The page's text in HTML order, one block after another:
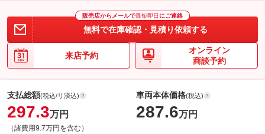
販売店からメールで最短即日 にご連絡
無料で在庫確認・見積り依頼する
来店予約
オンライン
商談予約
支払総額(税込/リ済込)
297.3万円
（諸費用9.7万円を含む）
車両本体価格(税込)
287.6万円